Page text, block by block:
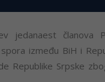
jedanaest članova
između BiH i
Republike Srpske